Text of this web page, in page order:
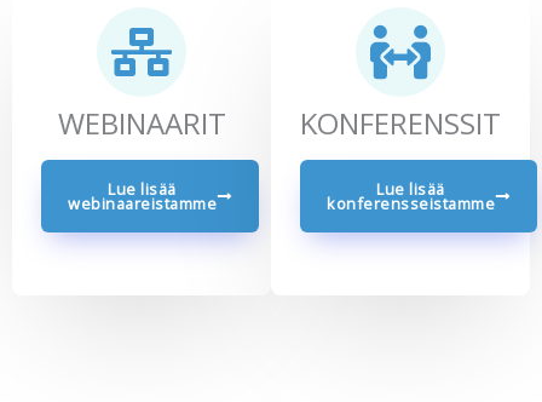
WEBINAARIT
Lue lisää
webinaareistamme
KONFERENSSIT
Lue lisää
konferensseistamme